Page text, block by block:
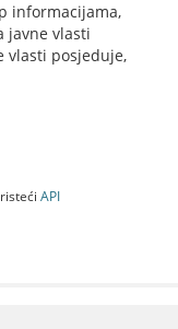
informacijama,
javne vlasti
vlasti posjeduje,
API